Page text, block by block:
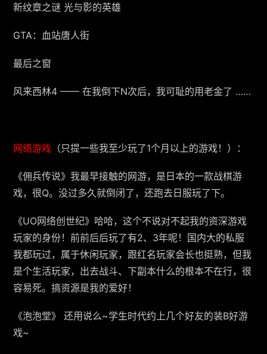
新纹章之谜 光与影的英雄
GTA：血站唐人街
最后之窗
风来西林4 —— 在我倒下N次后，我可耻的用老金了 ……
网络游戏 （只提一些我至少玩了1个月以上的游戏！）：
《佣兵传说》我最早接触的网游，是日本的一款战棋游
戏，很Q。没过多久就倒闭了，还跑去日服玩了下。
《UO网络创世纪》哈哈，这个不说对不起我的资深游戏
玩家的身份！前前后后玩了有2、3年呢！国内大的私服
我都玩过，属于休闲玩家，跟红名玩家会长也挺熟，但我
是个生活玩家，出去战斗、下副本什么的根本不在行，很
容易死。搞资源是我的爱好！
《泡泡堂》 还用说么~学生时代约上几个好友的装B好游
戏~